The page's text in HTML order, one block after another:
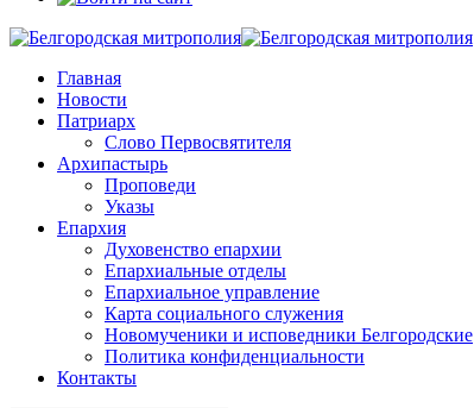
Главная
Новости
Патриарх
Слово Первосвятителя
Архипастырь
Проповеди
Указы
Епархия
Духовенство епархии
Епархиальные отделы
Епархиальное управление
Карта социального служения
Новомученики и исповедники Белгородские
Политика конфиденциальности
Контакты